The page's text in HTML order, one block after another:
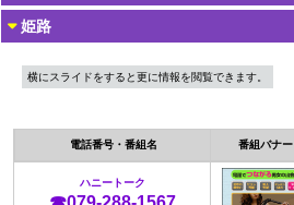
姫路
横にスライドをすると更に情報を閲覧できます。
電話番号・番組名 番組バナー
ハニートーク